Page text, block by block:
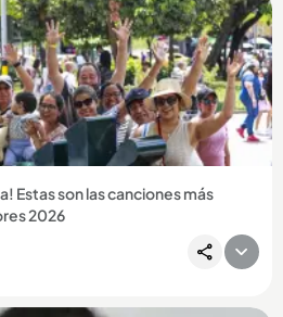
Noticia
Estas son las canciones más
2026